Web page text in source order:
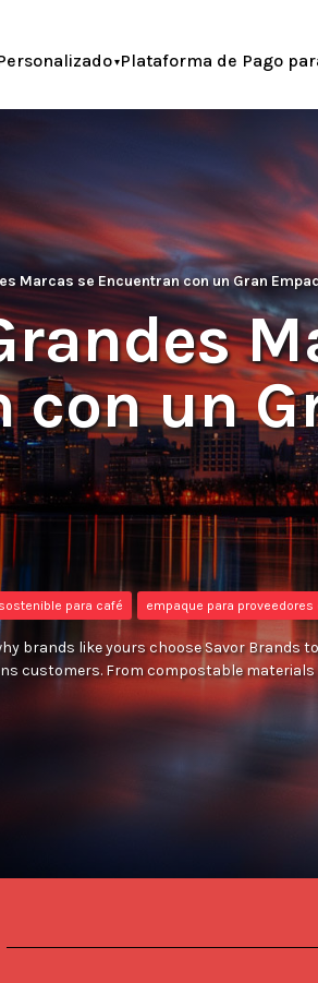
Plataforma de Pago
Marcas se Encuentran con un Gran
con un
para café empaque para
brands like yours choose Savor Brands
customers. From compostable